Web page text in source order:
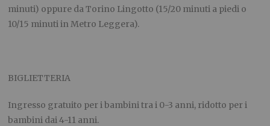
minuti) oppure da Torino Lingotto (15/20 minuti a piedi o
10/15 minuti in Metro Leggera).
BIGLIETTERIA
Ingresso gratuito per i bambini tra i 0-3 anni, ridotto per i
bambini dai 4-11 anni.